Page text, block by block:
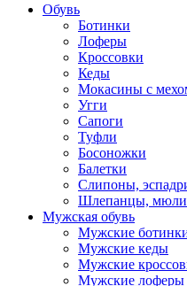
Обувь
Ботинки
Лоферы
Кроссовки
Кеды
Мокасины с
Угги
Сапоги
Туфли
Босоножки
Балетки
Слипоны,
Шлепанцы, мюли
Мужская обувь
Мужские
Мужские кеды
Мужские
Мужские лоферы